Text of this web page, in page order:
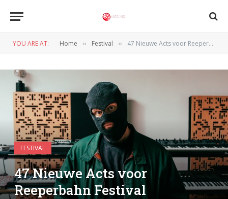
YOU ARE AT: Home » Festival » 47 Nieuwe Acts voor Reeperbahn Festival
FESTIVAL
47 Nieuwe Acts voor
Reeperbahn Festival